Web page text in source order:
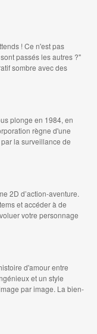
! Ce n'est pas
passés les autres ?"
sombre avec des
plonge en 1984, en
règne d'une
la surveillance de
2D d’action-aventure.
et accéder à de
votre personnage
d'amour entre
et un style
par image. La bien-